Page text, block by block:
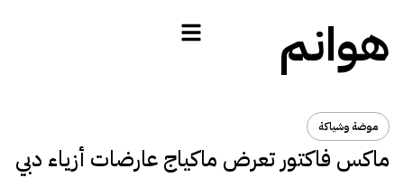
هوانم
موضة وشياكة
ماكس فاكتور تعرض ماكياج عارضات أزياء دبي